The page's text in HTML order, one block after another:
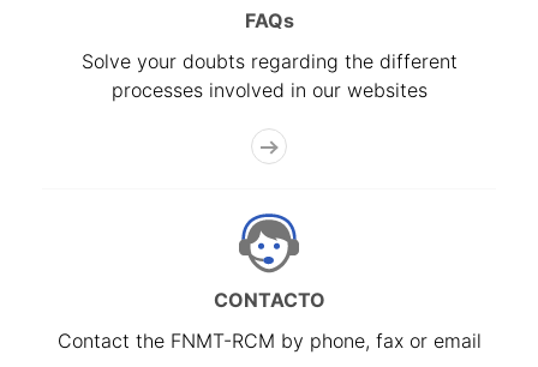
FAQs
Solve your doubts regarding the different
processes involved in our websites
CONTACTO
Contact the FNMT-RCM by phone, fax or email